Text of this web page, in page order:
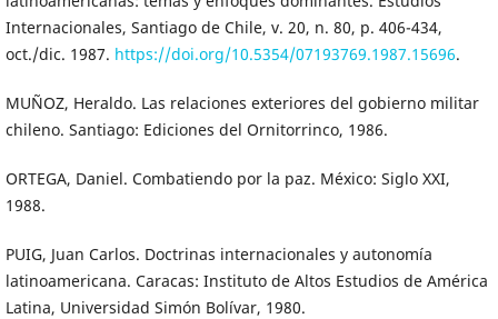
Internacionales, Santiago de Chile, v. 20, n. 80, p. 406-434,
oct./dic. 1987. https://doi.org/10.5354/07193769.1987.15696.
MUÑOZ, Heraldo. Las relaciones exteriores del gobierno militar
chileno. Santiago: Ediciones del Ornitorrinco, 1986.
ORTEGA, Daniel. Combatiendo por la paz. México: Siglo XXI,
1988.
PUIG, Juan Carlos. Doctrinas internacionales y autonomía
latinoamericana. Caracas: Instituto de Altos Estudios de América
Latina, Universidad Simón Bolívar, 1980.